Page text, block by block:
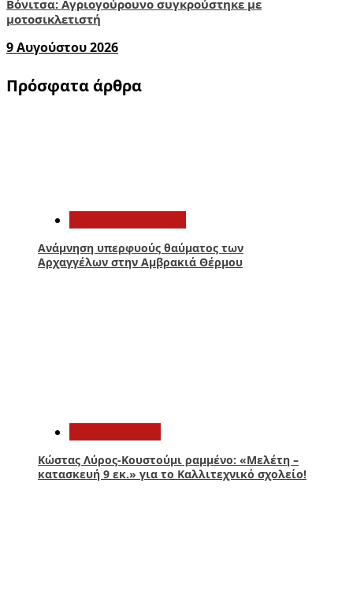
Βόνιτσα: Αγριογούρουνο συγκρούστηκε με
μοτοσικλετιστή
9 Αυγούστου 2026
Πρόσφατα άρθρα
Ανάμνηση υπερφυούς θαύματος των
Αρχαγγέλων στην Αμβρακιά Θέρμου
Κώστας Λύρος-Κουστούμι ραμμένο: «Μελέτη –
κατασκευή 9 εκ.» για το Καλλιτεχνικό σχολείο!